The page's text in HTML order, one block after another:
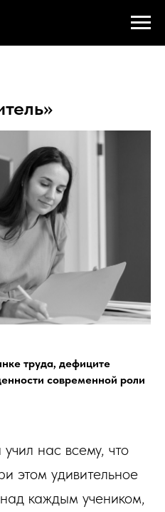
труда, дефиците
современной роли
нас всему, что
этом удивительное
каждым учеником,